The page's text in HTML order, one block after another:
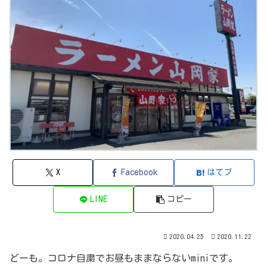
X Facebook はてブ
LINE コピー
2020.04.25 2020.11.22
どーも。コロナ自粛でお昼もままならないminiです。